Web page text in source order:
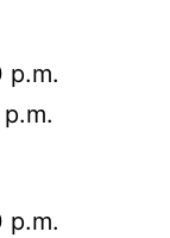
p.m.
p.m.